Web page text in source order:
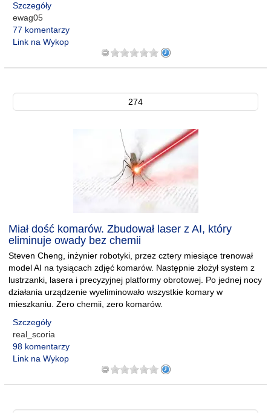
Szczegóły
ewag05
77 komentarzy
Link na Wykop
274
Miał dość komarów. Zbudował laser z AI, który
eliminuje owady bez chemii
Steven Cheng, inżynier robotyki, przez cztery miesiące trenował
model AI na tysiącach zdjęć komarów. Następnie złożył system z
lustrzanki, lasera i precyzyjnej platformy obrotowej. Po jednej nocy
działania urządzenie wyeliminowało wszystkie komary w
mieszkaniu. Zero chemii, zero komarów.
Szczegóły
real_scoria
98 komentarzy
Link na Wykop